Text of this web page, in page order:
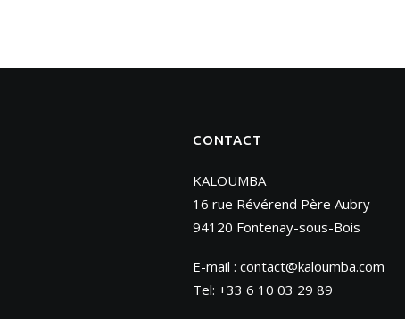
CONTACT
KALOUMBA
16 rue Révérend Père Aubry
94120 Fontenay-sous-Bois
E-mail : contact@kaloumba.com
Tel: +33 6 10 03 29 89